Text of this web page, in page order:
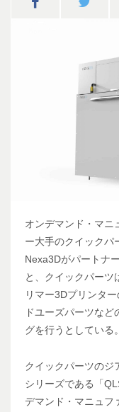
オンデマンド・マニ
ー大手のクイックパ
Nexa3Dがパートナ
と、クイックパーツ
リマー3Dプリンタ
ドユーズパーツな
グを行うとしている。
クイックパーツのジ
シリーズである「
デマンド・マニュフ